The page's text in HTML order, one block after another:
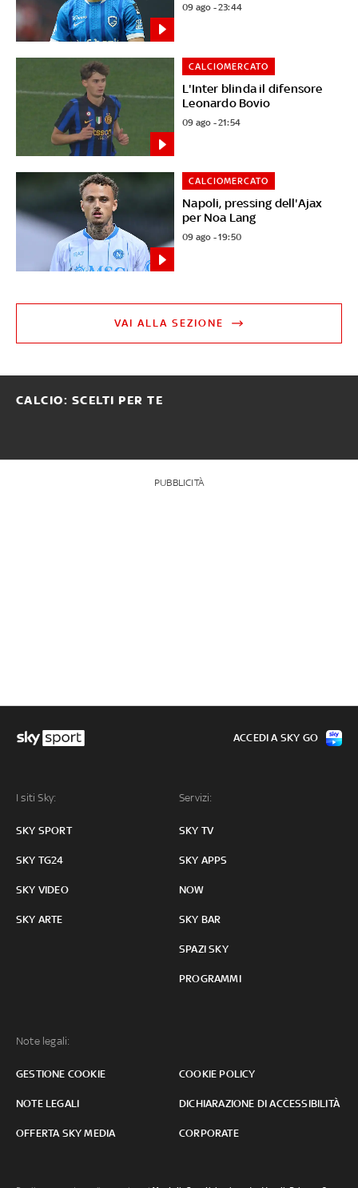
09 ago - 23:44
L'Inter blinda il difensore
Leonardo Bovio
CALCIOMERCATO
09 ago - 21:54
Napoli, pressing dell'Ajax
per Noa Lang
CALCIOMERCATO
09 ago - 19:50
VAI ALLA SEZIONE
CALCIO: SCELTI PER TE
PUBBLICITÀ
I siti Sky:
SKY SPORT
SKY TG24
SKY VIDEO
SKY ARTE
Servizi:
SKY TV
SKY APPS
NOW
SKY BAR
SPAZI SKY
PROGRAMMI
Note legali:
GESTIONE COOKIE COOKIE POLICY
NOTE LEGALI DICHIARAZIONE DI ACCESSIBILITÀ
OFFERTA SKY MEDIA CORPORATE
ACCEDI A SKY GO